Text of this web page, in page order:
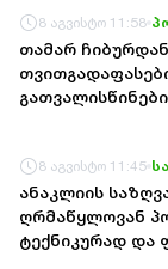
8 აგვისტო 11:58
თამარ
8 აგვისტო 11:45
ანაკლიის
ღრმაწყლოვან
ტექნიკურად და